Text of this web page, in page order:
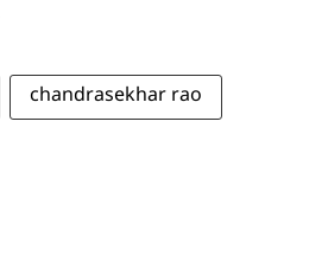
chandrasekhar rao